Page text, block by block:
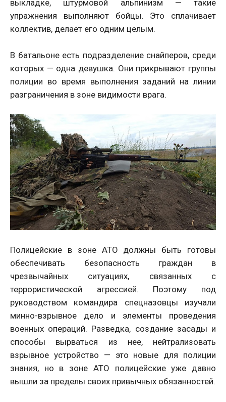
выкладке, штурмовой альпинизм — такие
упражнения выполняют бойцы. Это сплачивает
коллектив, делает его одним целым.
В батальоне есть подразделение снайперов, среди
которых — одна девушка. Они прикрывают группы
полиции во время выполнения заданий на линии
разграничения в зоне видимости врага.
Полицейские в зоне АТО должны быть готовы
обеспечивать безопасность граждан в
чрезвычайных ситуациях, связанных с
террористической агрессией. Поэтому под
руководством командира спецназовцы изучали
минно-взрывное дело и элементы проведения
военных операций. Разведка, создание засады и
способы вырваться из нее, нейтрализовать
взрывное устройство — это новые для полиции
знания, но в зоне АТО полицейские уже давно
вышли за пределы своих привычных обязанностей.